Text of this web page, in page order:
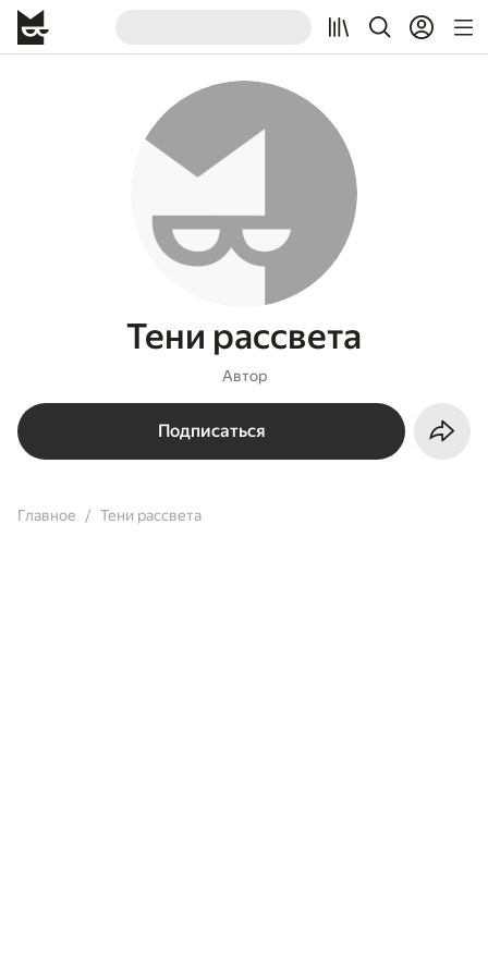
Тени рассвета
Автор
Подписаться
Главное Тени рассвета